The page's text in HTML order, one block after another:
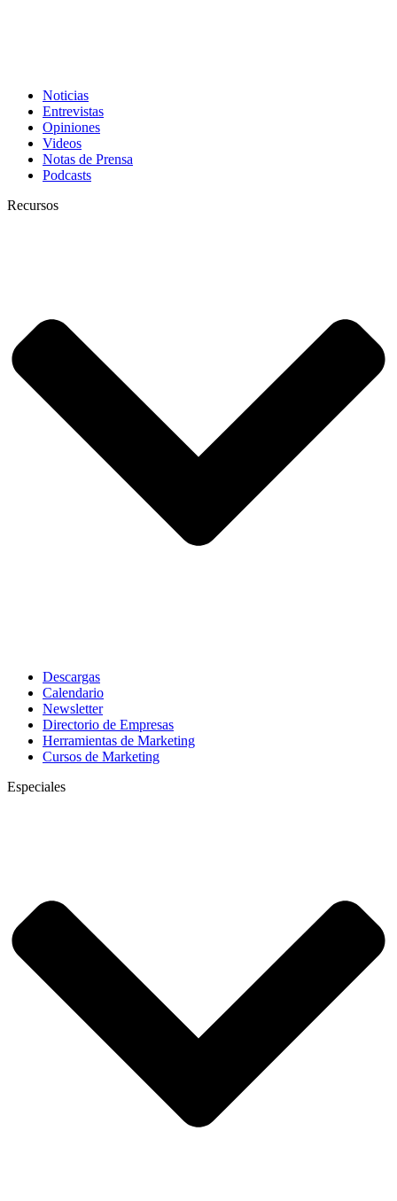
Noticias
Entrevistas
Opiniones
Videos
Notas de Prensa
Podcasts
Recursos
Descargas
Calendario
Newsletter
Directorio de Empresas
Herramientas de Marketing
Cursos de Marketing
Especiales